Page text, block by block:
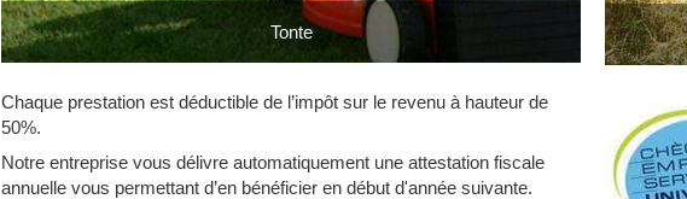
Tonte
Chaque prestation est déductible de l’impôt sur le revenu à hauteur de
50%.
Notre entreprise vous délivre automatiquement une attestation fiscale
annuelle vous permettant d’en bénéficier en début d'année suivante.